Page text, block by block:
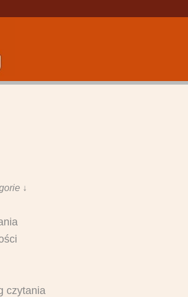
↓
czytania